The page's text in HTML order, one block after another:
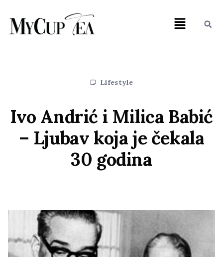
Lifestyle
Ivo Andrić i Milica Babić
– Ljubav koja je čekala
30 godina